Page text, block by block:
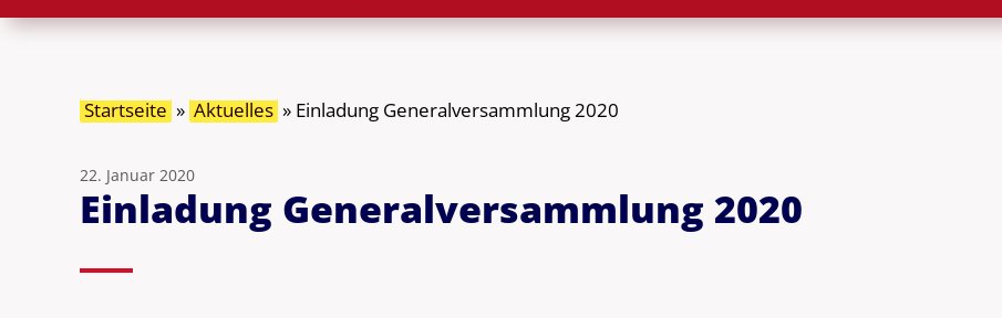
Startseite » Aktuelles » Einladung General­versammlung 2020
22. Januar 2020
Einladung General­versammlung 2020